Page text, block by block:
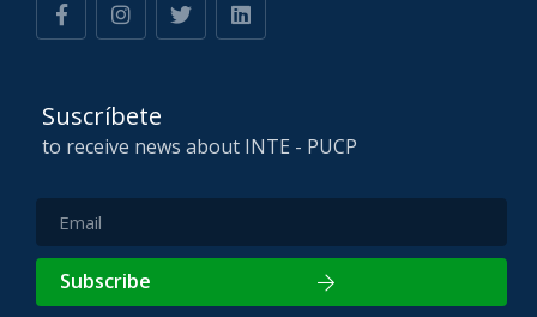
Suscríbete
to receive news about INTE - PUCP
Subscribe